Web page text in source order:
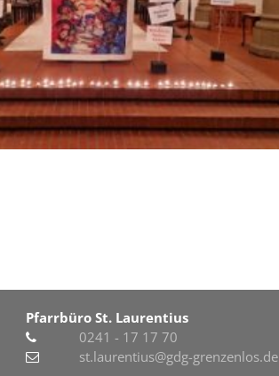
Pfarrbüro St. Laurentius
0241 - 17 17 70
st.laurentius@gdg-grenzenlos.de